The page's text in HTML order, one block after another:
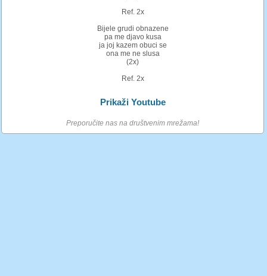
Ref. 2x
Bijele grudi obnazene
pa me djavo kusa
ja joj kazem obuci se
ona me ne slusa
(2x)
Ref. 2x
Prikaži Youtube
Preporučite nas na društvenim mrežama!